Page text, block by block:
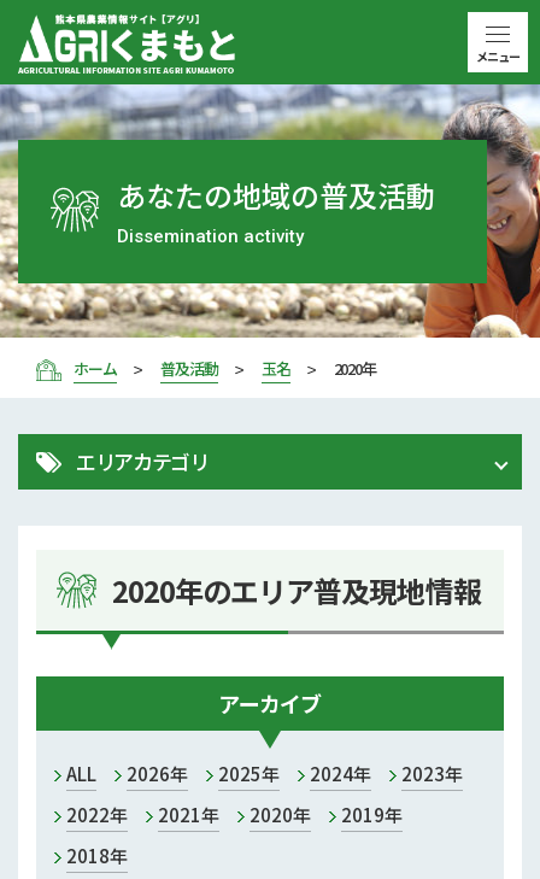
あなたの地域の普及活動
Dissemination activity
ホーム 普及活動 玉名 2020年
2020年のエリア普及現地情報
アーカイブ
ALL 2026年 2025年 2024年
2023年
2022年
2021年 2020年
2019年
2018年
エリアカテゴリ
宇城
上益城
菊池
玉名
鹿本
メニュー